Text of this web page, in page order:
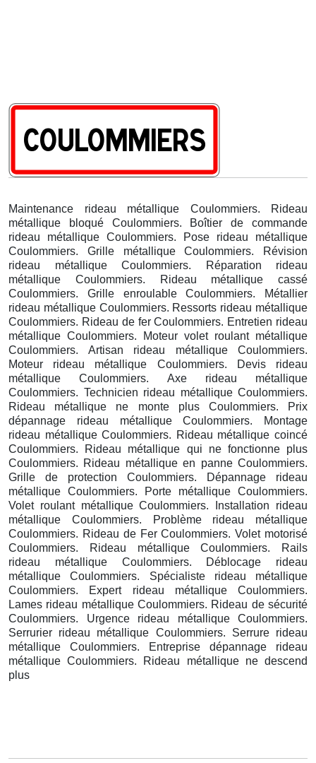
Maintenance rideau métallique Coulommiers. Rideau
métallique bloqué Coulommiers. Boîtier de commande
rideau métallique Coulommiers. Pose rideau métallique
Coulommiers. Grille métallique Coulommiers. Révision
rideau métallique Coulommiers. Réparation rideau
métallique Coulommiers. Rideau métallique cassé
Coulommiers. Grille enroulable Coulommiers. Métallier
rideau métallique Coulommiers. Ressorts rideau métallique
Coulommiers. Rideau de fer Coulommiers. Entretien rideau
métallique Coulommiers. Moteur volet roulant métallique
Coulommiers. Artisan rideau métallique Coulommiers.
Moteur rideau métallique Coulommiers. Devis rideau
métallique Coulommiers. Axe rideau métallique
Coulommiers. Technicien rideau métallique Coulommiers.
Rideau métallique ne monte plus Coulommiers. Prix
dépannage rideau métallique Coulommiers. Montage
rideau métallique Coulommiers. Rideau métallique coincé
Coulommiers. Rideau métallique qui ne fonctionne plus
Coulommiers. Rideau métallique en panne Coulommiers.
Grille de protection Coulommiers. Dépannage rideau
métallique Coulommiers. Porte métallique Coulommiers.
Volet roulant métallique Coulommiers. Installation rideau
métallique Coulommiers. Problème rideau métallique
Coulommiers. Rideau de Fer Coulommiers. Volet motorisé
Coulommiers. Rideau métallique Coulommiers. Rails
rideau métallique Coulommiers. Déblocage rideau
métallique Coulommiers. Spécialiste rideau métallique
Coulommiers. Expert rideau métallique Coulommiers.
Lames rideau métallique Coulommiers. Rideau de sécurité
Coulommiers. Urgence rideau métallique Coulommiers.
Serrurier rideau métallique Coulommiers. Serrure rideau
métallique Coulommiers. Entreprise dépannage rideau
métallique Coulommiers. Rideau métallique ne descend
plus